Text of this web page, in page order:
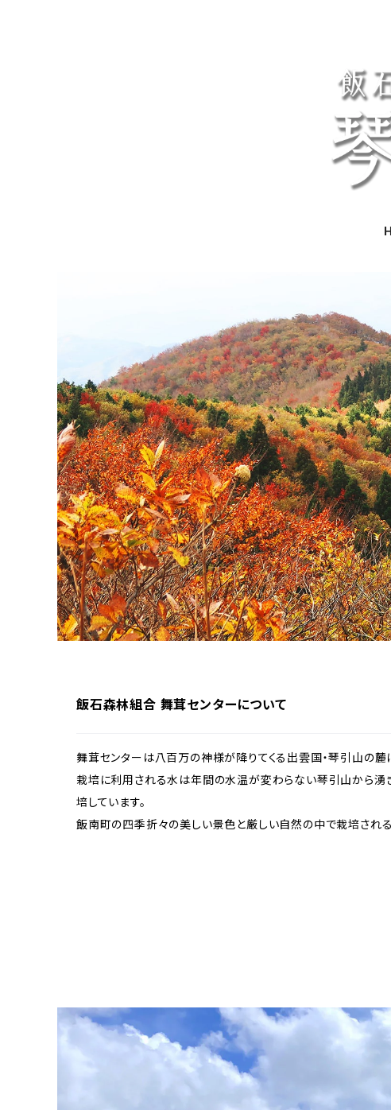
飯石森林組合 舞茸センターについて
舞茸センターは八百万の神様が降りてくる出雲国・琴引山の麓
栽培に利用される水は年間の水温が変わらない琴引山から湧
培しています。
飯南町の四季折々の美しい景色と厳しい自然の中で栽培され